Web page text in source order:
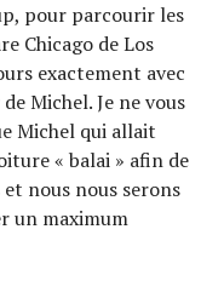
pour parcourir les
Chicago de Los
exactement avec
Michel. Je ne vous
Michel qui allait
« balai » afin de
nous nous serons
un maximum